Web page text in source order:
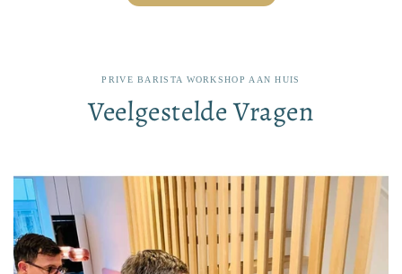
PRIVE BARISTA WORKSHOP AAN HUIS
Veelgestelde Vragen